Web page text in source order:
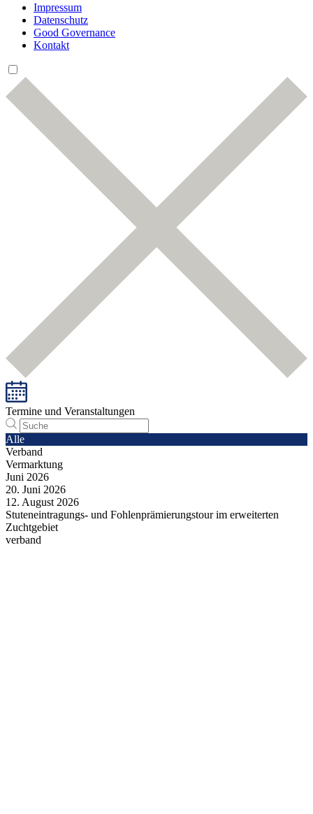
Impressum
Datenschutz
Good Governance
Kontakt
Termine und Veranstaltungen
Alle
Verband
Vermarktung
Juni 2026
20. Juni 2026
12. August 2026
Stuteneintragungs- und Fohlenprämierungstour im erweiterten
Zuchtgebiet
verband